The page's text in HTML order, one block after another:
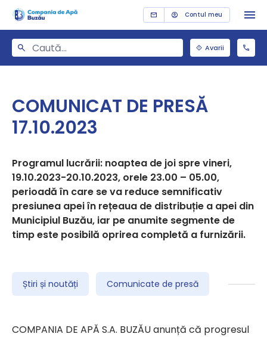
Contul meu
Avarii
COMUNICAT DE PRESĂ
17.10.2023
Programul lucrării: noaptea de joi spre vineri,
19.10.2023-20.10.2023, orele 23.00 – 05.00,
perioadă în care se va reduce semnificativ
presiunea apei în rețeaua de distribuție a apei din
Municipiul Buzău, iar pe anumite segmente de
timp este posibilă oprirea completă a furnizării.
Știri și noutăți Comunicate de presă
COMPANIA DE APĂ S.A. BUZĂU anunță că progresul